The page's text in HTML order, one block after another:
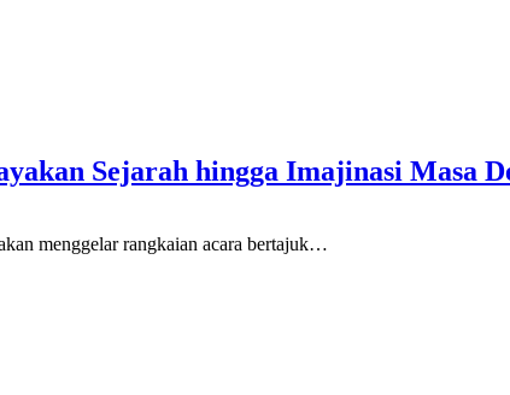
Sejarah hingga Imajinasi Masa
menggelar rangkaian acara bertajuk…